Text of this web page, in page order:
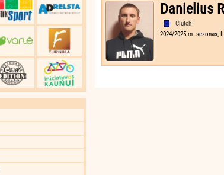
Danielius
Clutch
2024/2025 m. sezonas,